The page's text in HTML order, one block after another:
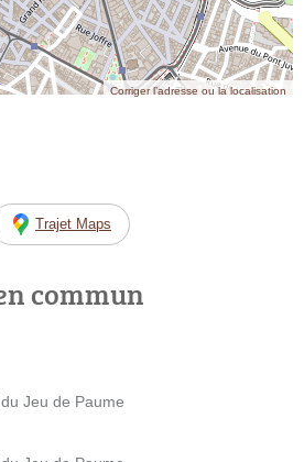
Corriger l’adresse ou la localisation
Trajet Maps
commun
Jeu de Paume